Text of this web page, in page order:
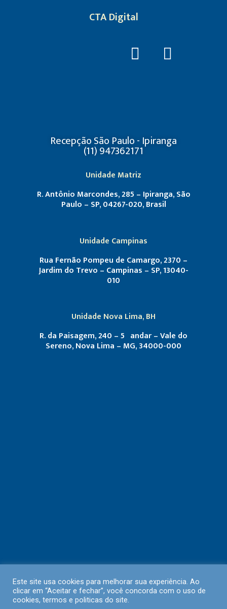
CTA Digital
Recepção São Paulo - Ipiranga
(11) 947362171
Unidade Matriz
R. Antônio Marcondes, 285 – Ipiranga, São
Paulo – SP, 04267-020, Brasil
Unidade Campinas
Rua Fernão Pompeu de Camargo, 2370 –
Jardim do Trevo – Campinas – SP, 13040-
010
Unidade Nova Lima, BH
R. da Paisagem, 240 – 5º andar – Vale do
Sereno, Nova Lima – MG, 34000-000
Este site usa cookies para melhorar sua experiência. Ao
clicar em “Aceitar e fechar”, você concorda com o uso de
cookies, termos e politicas do site.